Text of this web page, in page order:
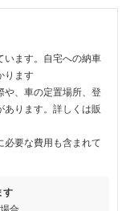
ます。自宅への納車
ります
、車の定置場所、登
あります。詳しくは販
要な費用も含まれて
す